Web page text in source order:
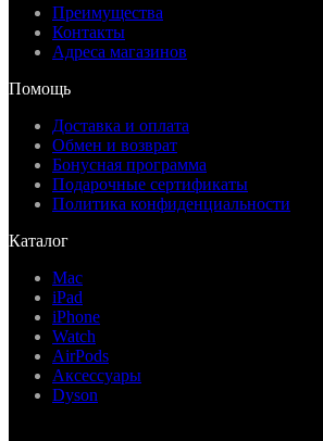
Преимущества
Контакты
Адреса магазинов
Помощь
Доставка и оплата
Обмен и возврат
Бонусная программа
Подарочные сертификаты
Политика конфиденциальности
Каталог
Mac
iPad
iPhone
Watch
AirPods
Аксессуары
Dyson